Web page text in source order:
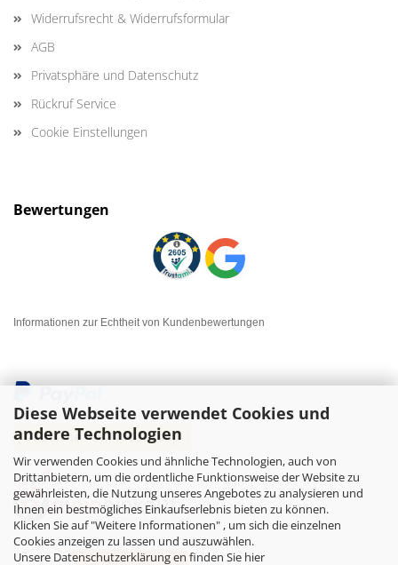
Diese Webseite verwendet Cookies und
andere Technologien
Wir verwenden Cookies und ähnliche Technologien, auch von
Drittanbietern, um die ordentliche Funktionsweise der Website zu
gewährleisten, die Nutzung unseres Angebotes zu analysieren und
Ihnen ein bestmögliches Einkaufserlebnis bieten zu können.
Klicken Sie auf "Weitere Informationen" , um sich die einzelnen
Cookies anzeigen zu lassen und auszuwählen.
Unsere Datenschutzerklärung en finden Sie hier
Widerrufsrecht & Widerrufsformular
AGB
Privatsphäre und Datenschutz
Rückruf Service
Cookie Einstellungen
Bewertungen
Informationen zur Echtheit von Kundenbewertungen